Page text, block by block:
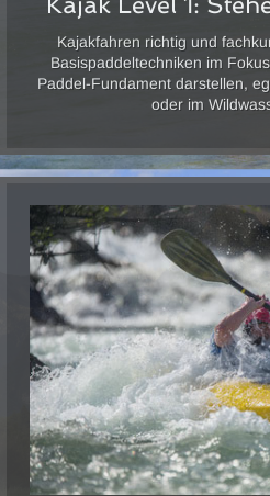
Kajak Level 1:
Kajakfahren richtig und
Basispaddeltechniken im
Paddel-Fundament darstellen,
oder im